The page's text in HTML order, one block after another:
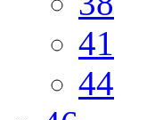
41
44